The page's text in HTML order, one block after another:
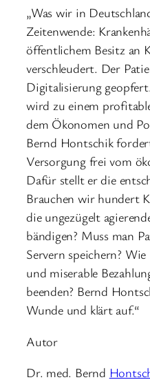
„Was wir in
Zeitenwende:
öffentlichem Besitz an
verschleudert. Der
Digitalisierung
wird zu einem
dem Ökonomen und
Bernd Hontschik
Versorgung frei vom
Dafür stellt er die
Brauchen wir hundert
die ungezügelt
bändigen? Muss man
Servern speichern?
und miserable
beenden? Bernd
Wunde und klärt auf.“
Autor
Dr. med. Bernd